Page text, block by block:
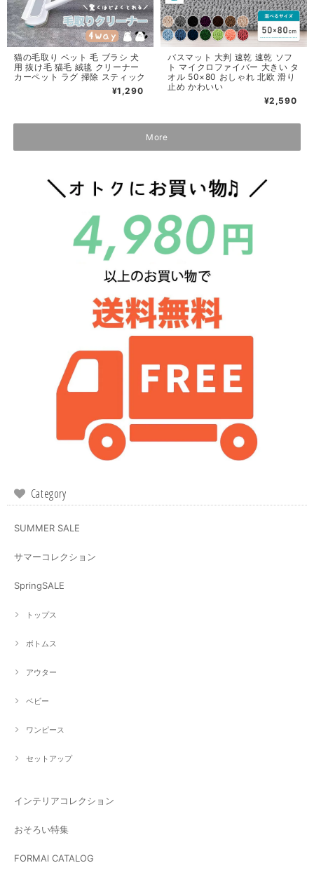
猫の毛取り ペット 毛 ブラシ 犬
用 抜け毛 猫毛 絨毯 クリーナー
カーペット ラグ 掃除 スティック
¥1,290
バスマット 大判 速乾 速乾 ソフ
ト マイクロファイバー 大きい タ
オル 50×80 おしゃれ 北欧 滑り
止め かわいい
¥2,590
More
Category
SUMMER SALE
サマーコレクション
SpringSALE
トップス
ボトムス
アウター
ベビー
ワンピース
セットアップ
インテリアコレクション
おそろい特集
FORMAl CATALOG